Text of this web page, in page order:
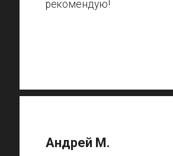
рекомендую!
Андрей М.